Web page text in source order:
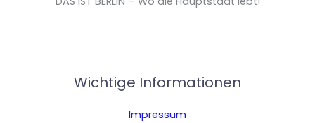
Wichtige Informationen
Impressum